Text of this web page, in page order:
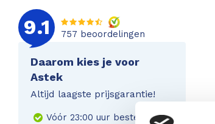
9.1 757 beoordelingen
Daarom kies je voor
Astek
Altijd laagste prijsgarantie!
Vóór 23:00 uur besteld,